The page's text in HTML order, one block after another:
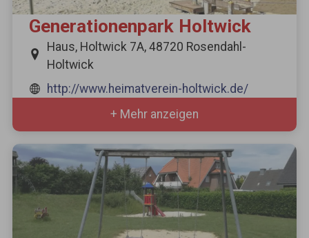
Generationenpark Holtwick
Haus, Holtwick 7A, 48720 Rosendahl-
Holtwick
http://www.heimatverein-holtwick.de/
+ Mehr anzeigen